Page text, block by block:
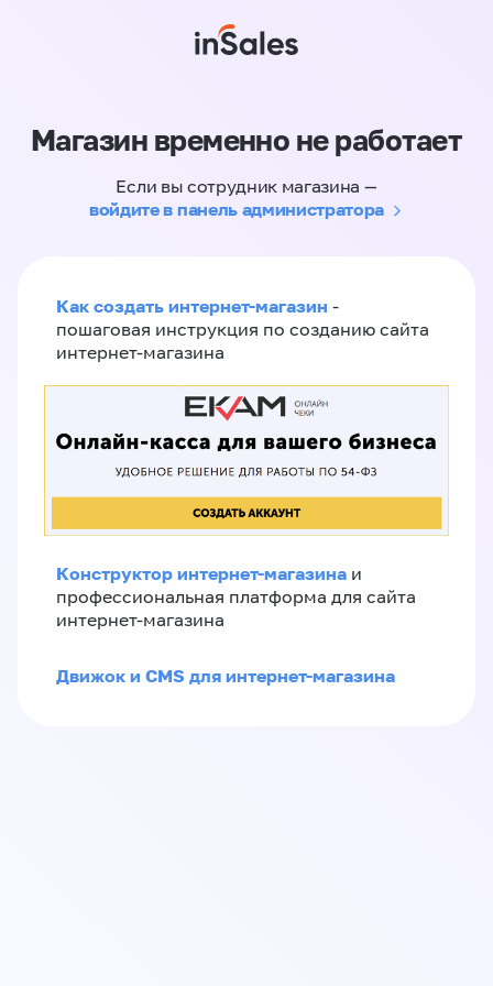
Магазин временно не работает
Если вы сотрудник магазина —
войдите в панель администратора
Как создать интернет-магазин -
пошаговая инструкция по созданию сайта
интернет-магазина
Конструктор интернет-магазина и
профессиональная платформа для сайта
интернет-магазина
Движок и CMS для интернет-магазина